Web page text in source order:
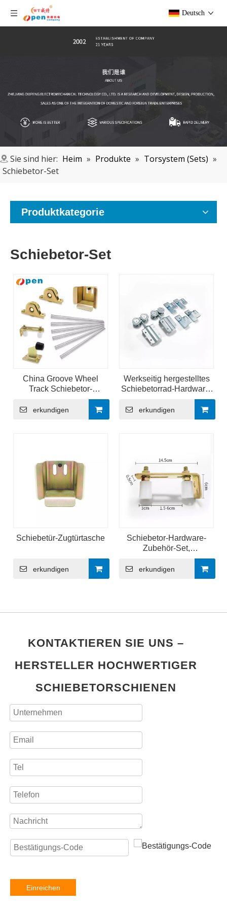
Deutsch
Sie sind hier: Heim » Produkte » Torsystem (Sets) »
Schiebetor-Set
Produktkategorie
Schiebetor-Set
China Groove Wheel
Track Schiebetor-
erkundigen
Werkseitig hergestelltes
Schiebetorrad-Hardware-
erkundigen
Schiebetür-Zugtürtasche
erkundigen
Schiebetor-Hardware-
Zubehör-Set,
Schienenstopper, Rollen,
Rollen
erkundigen
KONTAKTIEREN SIE UNS –
HERSTELLER HOCHWERTIGER
SCHIEBETORSCHIENEN
Einreichen